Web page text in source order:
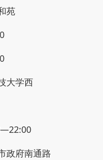
苑
大学西
政府南通路